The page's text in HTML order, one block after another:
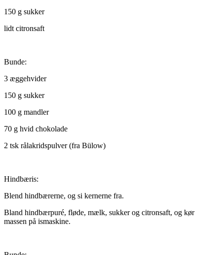
150 g sukker
lidt citronsaft
Bunde:
3 æggehvider
150 g sukker
100 g mandler
70 g hvid chokolade
2 tsk rålakridspulver (fra Bülow)
Hindbæris:
Blend hindbærerne, og si kernerne fra.
Bland hindbærpuré, fløde, mælk, sukker og citronsaft, og kør
massen på ismaskine.